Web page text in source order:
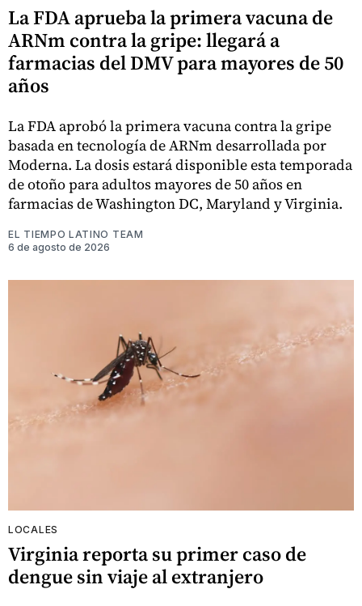
La FDA aprueba la primera vacuna de
ARNm contra la gripe: llegará a
farmacias del DMV para mayores de 50
años
La FDA aprobó la primera vacuna contra la gripe
basada en tecnología de ARNm desarrollada por
Moderna. La dosis estará disponible esta temporada
de otoño para adultos mayores de 50 años en
farmacias de Washington DC, Maryland y Virginia.
EL TIEMPO LATINO TEAM
6 de agosto de 2026
LOCALES
Virginia reporta su primer caso de
dengue sin viaje al extranjero